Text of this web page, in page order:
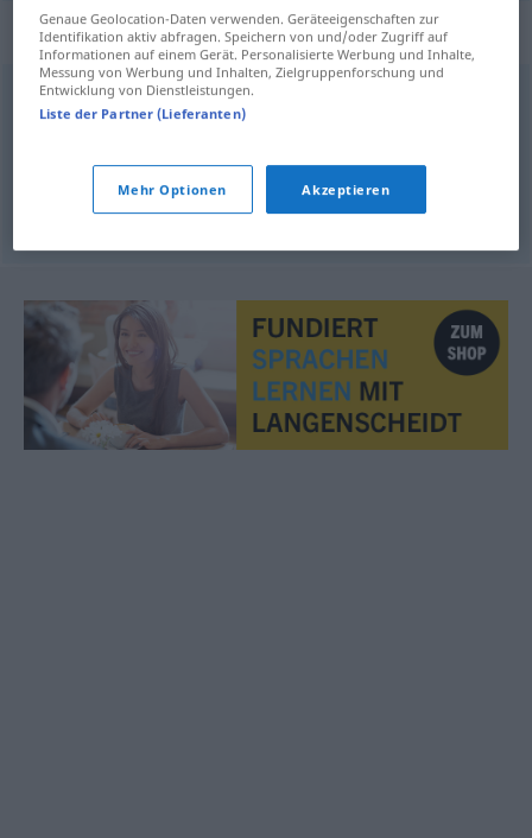
Synonyme für "schmackhaft"
appetitlich,delikat,lecker,
Genaue Geolocation-Daten verwenden. Geräteeigenschaften zur
Identifikation aktiv abfragen. Speichern von und/oder Zugriff auf
Informationen auf einem Gerät. Personalisierte Werbung und Inhalte,
Messung von Werbung und Inhalten, Zielgruppenforschung und
Entwicklung von Dienstleistungen.
Liste der Partner (Lieferanten)
Mehr Optionen Akzeptieren